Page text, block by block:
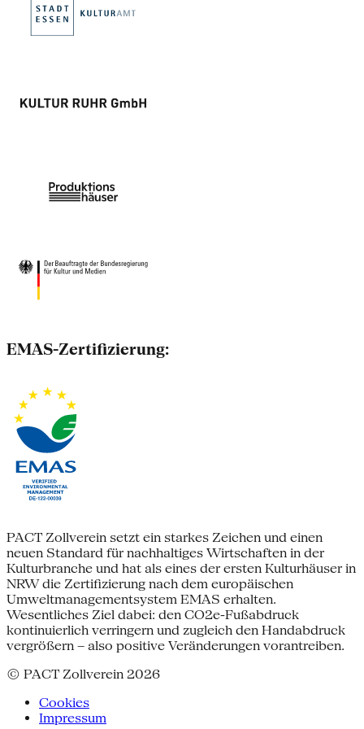
EMAS-Zertifizierung:
PACT Zollverein setzt ein starkes Zeichen und einen
neuen Standard für nachhaltiges Wirtschaften in der
Kulturbranche und hat als eines der ersten Kulturhäuser in
NRW die Zertifizierung nach dem europäischen
Umweltmanagementsystem EMAS erhalten.
Wesentliches Ziel dabei: den CO2e-Fußabdruck
kontinuierlich verringern und zugleich den Handabdruck
vergrößern – also positive Veränderungen vorantreiben.
© PACT Zollverein 2026
Cookies
Impressum